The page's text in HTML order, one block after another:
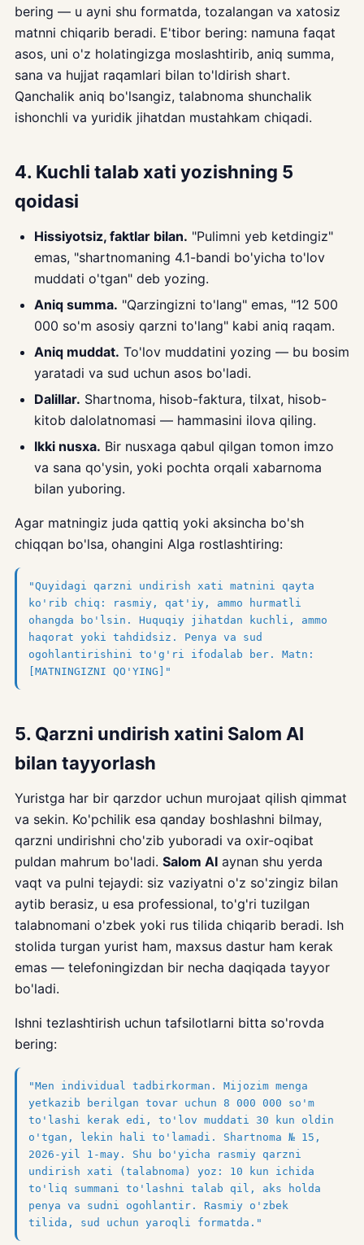
bering — u ayni shu formatda, tozalangan va xatosiz
matnni chiqarib beradi. E'tibor bering: namuna faqat
asos, uni o'z holatingizga moslashtirib, aniq summa,
sana va hujjat raqamlari bilan to'ldirish shart.
Qanchalik aniq bo'lsangiz, talabnoma shunchalik
ishonchli va yuridik jihatdan mustahkam chiqadi.
4. Kuchli talab xati yozishning 5
qoidasi
Hissiyotsiz, faktlar bilan. "Pulimni yeb ketdingiz"
emas, "shartnomaning 4.1-bandi bo'yicha to'lov
muddati o'tgan" deb yozing.
Aniq summa. "Qarzingizni to'lang" emas, "12 500
000 so'm asosiy qarzni to'lang" kabi aniq raqam.
Aniq muddat. To'lov muddatini yozing — bu bosim
yaratadi va sud uchun asos bo'ladi.
Dalillar. Shartnoma, hisob-faktura, tilxat, hisob-
kitob dalolatnomasi — hammasini ilova qiling.
Ikki nusxa. Bir nusxaga qabul qilgan tomon imzo
va sana qo'ysin, yoki pochta orqali xabarnoma
bilan yuboring.
Agar matningiz juda qattiq yoki aksincha bo'sh
chiqqan bo'lsa, ohangini AIga rostlashtiring:
"Quyidagi qarzni undirish xati matnini qayta
ko'rib chiq: rasmiy, qat'iy, ammo hurmatli
ohangda bo'lsin. Huquqiy jihatdan kuchli, ammo
haqorat yoki tahdidsiz. Penya va sud
ogohlantirishini to'g'ri ifodalab ber. Matn:
[MATNINGIZNI QO'YING]"
5. Qarzni undirish xatini Salom AI
bilan tayyorlash
Yuristga har bir qarzdor uchun murojaat qilish qimmat
va sekin. Ko'pchilik esa qanday boshlashni bilmay,
qarzni undirishni cho'zib yuboradi va oxir-oqibat
puldan mahrum bo'ladi. Salom AI aynan shu yerda
vaqt va pulni tejaydi: siz vaziyatni o'z so'zingiz bilan
aytib berasiz, u esa professional, to'g'ri tuzilgan
talabnomani o'zbek yoki rus tilida chiqarib beradi. Ish
stolida turgan yurist ham, maxsus dastur ham kerak
emas — telefoningizdan bir necha daqiqada tayyor
bo'ladi.
Ishni tezlashtirish uchun tafsilotlarni bitta so'rovda
bering:
"Men individual tadbirkorman. Mijozim menga
yetkazib berilgan tovar uchun 8 000 000 so'm
to'lashi kerak edi, to'lov muddati 30 kun oldin
o'tgan, lekin hali to'lamadi. Shartnoma № 15,
2026-yil 1-may. Shu bo'yicha rasmiy qarzni
undirish xati (talabnoma) yoz: 10 kun ichida
to'liq summani to'lashni talab qil, aks holda
penya va sudni ogohlantir. Rasmiy o'zbek
tilida, sud uchun yaroqli formatda."